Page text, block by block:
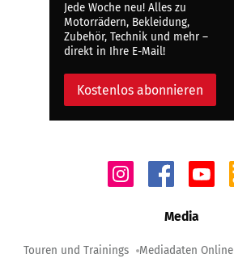
Jede Woche neu! Alles zu
Motorrädern, Bekleidung,
Zubehör, Technik und mehr –
direkt in Ihre E-Mail!
Kostenlos abonnieren
Media
Touren und Trainings Mediadaten Online